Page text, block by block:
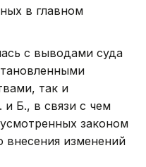
в главном
с выводами суда
так и
и Б., в связи с чем
законом
внесения изменений